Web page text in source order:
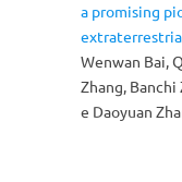
a promising
Wenwan Bai,
Zhang, Banchi
e Daoyuan